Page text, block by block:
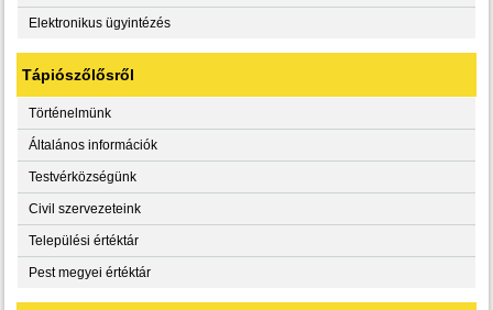
Elektronikus ügyintézés
Tápiószőlősről
Történelmünk
Általános információk
Testvérközségünk
Civil szervezeteink
Települési értéktár
Pest megyei értéktár